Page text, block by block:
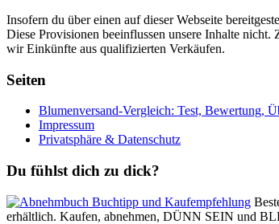
Insofern du über einen auf dieser Webseite
Diese Provisionen beeinflussen unsere Inhalte nicht.
wir Einkünfte aus qualifizierten Verkäufen.
Seiten
Blumenversand-Vergleich: Test, Bewertung,
Impressum
Privatsphäre & Datenschutz
Du fühlst dich zu dick?
erhältlich. Kaufen, abnehmen, DÜNN SEIN und